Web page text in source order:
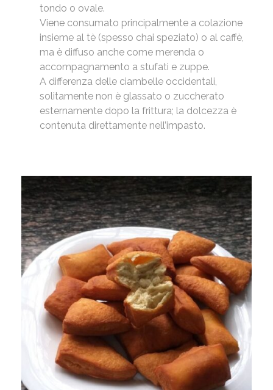
tondo o ovale.
Viene consumato principalmente a colazione
insieme al tè (spesso chai speziato) o al caffè,
ma è diffuso anche come merenda o
accompagnamento a stufati e zuppe.
A differenza delle ciambelle occidentali,
solitamente non è glassato o zuccherato
esternamente dopo la frittura; la dolcezza è
contenuta direttamente nell’impasto.